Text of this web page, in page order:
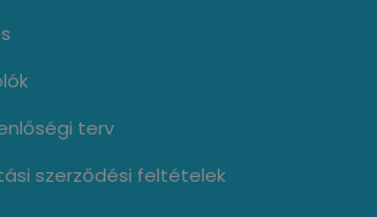
terv
szerződési feltételek